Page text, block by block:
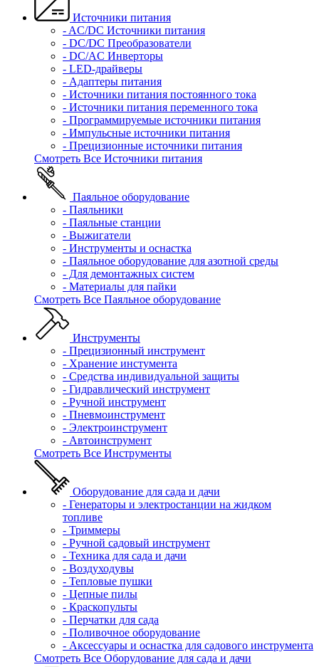
Источники питания
- AC/DC Источники питания
- DC/DC Преобразователи
- DC/AC Инверторы
- LED-драйверы
- Адаптеры питания
- Источники питания постоянного тока
- Источники питания переменного тока
- Программируемые источники питания
- Импульсные источники питания
- Прецизионные источники питания
Смотреть Все Источники питания
Паяльное оборудование
- Паяльники
- Паяльные станции
- Выжигатели
- Инструменты и оснастка
- Паяльное оборудование для азотной среды
- Для демонтажных систем
- Материалы для пайки
Смотреть Все Паяльное оборудование
Инструменты
- Прецизионный инструмент
- Хранение инстумента
- Средства индивидуальной защиты
- Гидравлический инструмент
- Ручной инструмент
- Пневмоинструмент
- Электроинструмент
- Автоинструмент
Смотреть Все Инструменты
Оборудование для сада и дачи
- Генераторы и электростанции на жидком
топливе
- Триммеры
- Ручной садовый инструмент
- Техника для сада и дачи
- Воздуходувы
- Тепловые пушки
- Цепные пилы
- Краскопульты
- Перчатки для сада
- Поливочное оборудование
- Аксессуары и оснастка для садового инструмента
Смотреть Все Оборудование для сада и дачи